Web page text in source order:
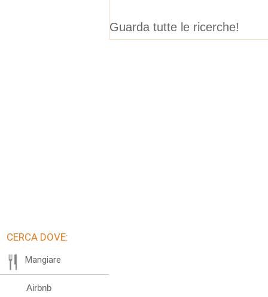
Guarda tutte le ricerche!
CERCA DOVE:
Mangiare
Airbnb